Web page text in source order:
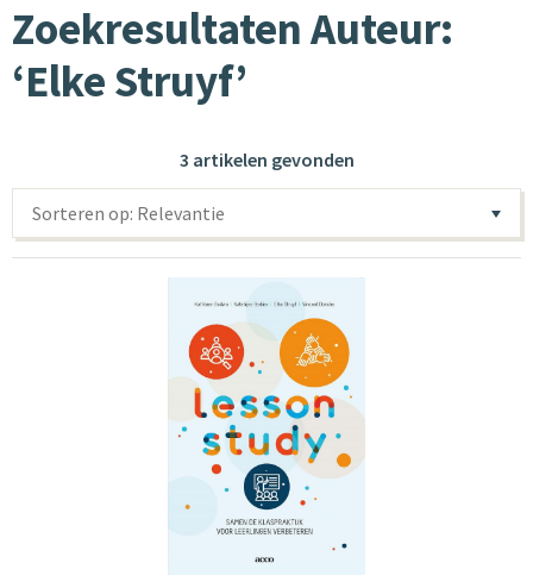
Zoekresultaten Auteur:
‘Elke Struyf’
3 artikelen gevonden
Sorteren op: Relevantie